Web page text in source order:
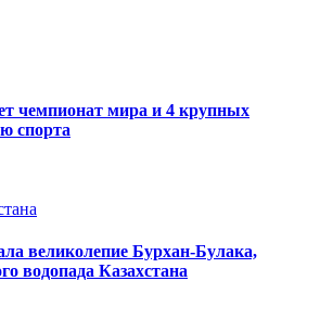
чемпионат мира и 4 крупных
спорта
великолепие Бурхан-Булака,
водопада Казахстана